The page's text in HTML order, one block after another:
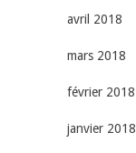
avril 2018
mars 2018
février 2018
janvier 2018